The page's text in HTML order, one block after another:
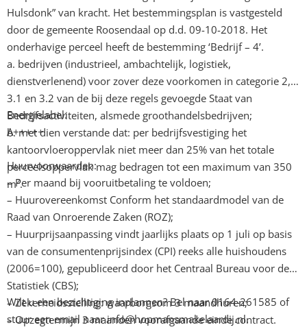
Hulsdonk” van kracht. Het bestemmingsplan is vastgesteld
door de gemeente Roosendaal op d.d. 09-10-2018. Het
onderhavige perceel heeft de bestemming ‘Bedrijf – 4’.
a. bedrijven (industrieel, ambachtelijk, logistiek,
dienstverlenend) voor zover deze voorkomen in categorie 2,
3.1 en 3.2 van de bij deze regels gevoegde Staat van
Bedrijfsactiviteiten, alsmede groothandelsbedrijven;
b. met dien verstande dat: per bedrijfsvestiging het
kantoorvloeroppervlak niet meer dan 25% van het totale
perceelsoppervlak mag bedragen tot een maximum van 350
m².
Energielabel:
A+++++
Huurvoorwaarden:
– Per maand bij vooruitbetaling te voldoen;
– Huurovereenkomst Conform het standaardmodel van de
Raad van Onroerende Zaken (ROZ);
– Huurprijsaanpassing vindt jaarlijks plaats op 1 juli op basis
van de consumentenprijsindex (CPI) reeks alle huishoudens
(2006=100), gepubliceerd door het Centraal Bureau voor de
Statistiek (CBS);
– Zekerheidsstelling: waarborgsom 3 maandhuren;
– Opzegtermijn 3 maanden voorafgaande einde contract.
Wilt u een bezichtiging inplannen? Bel naar 0164-261585 of
stuur een email naarinfo@hopmansmakelaardij.nl.